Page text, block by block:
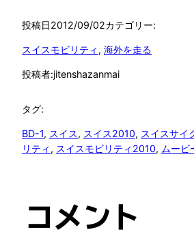
投稿日2012/09/02カテゴリー:
スイスモビリティ , 海外を走る
投稿者:jitenshazanmai
タグ:
BD-1, スイス, スイス2010, スイスサイ
リティ , スイスモビリティ2010, ムービ
コメント